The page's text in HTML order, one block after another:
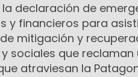
declaración de
y financieros para
mitigación y
sociales que reclaman
atraviesan la